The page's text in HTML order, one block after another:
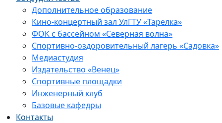
Дополнительное образование
Кино-концертный зал УлГТУ «Тарелка»
ФОК с бассейном «Северная волна»
Спортивно-оздоровительный лагерь «Садовка»
Медиастудия
Издательство «Венец»
Спортивные площадки
Инженерный клуб
Базовые кафедры
Контакты